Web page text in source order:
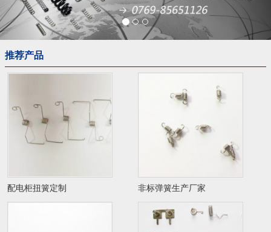
推荐产品
配电柜扭簧定制 非标弹簧生产厂家